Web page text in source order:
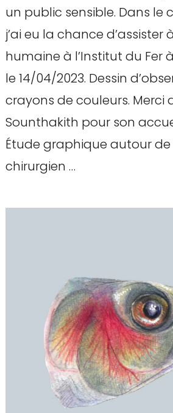
un public sensible. Dans le
j’ai eu la chance d’assister
humaine à l’Institut du Fer
le 14/04/2023. Dessin
crayons de couleurs. Merci
Sounthakith pour son
Étude graphique autour
chirurgien …